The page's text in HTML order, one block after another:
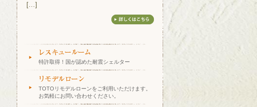
[…]
特許取得！国が認めた耐震シェルター
TOTOリモデルローンをご利用いただけます。
お気軽にお問い合わせください。